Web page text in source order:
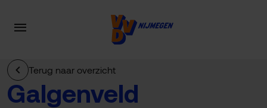
Terug naar overzicht
Galgenveld